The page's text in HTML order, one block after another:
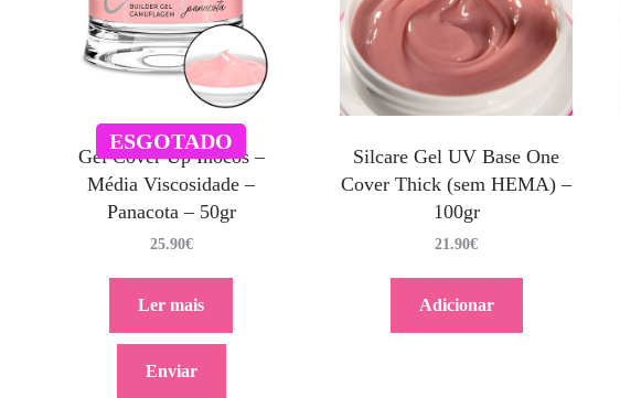
ESGOTADO
Gel Cover Up Inocos –
Média Viscosidade –
Panacota – 50gr
25.90€
Ler mais
Enviar
Silcare Gel UV Base One
Cover Thick (sem HEMA) –
100gr
21.90€
Adicionar